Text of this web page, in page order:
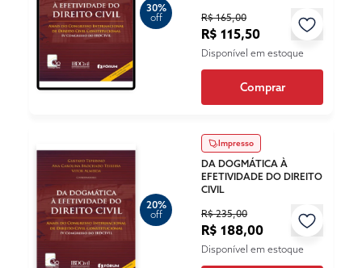
30%
off
R$ 165,00
R$ 115,50
Disponível em estoque
Comprar
20%
off
Impresso
DA DOGMÁTICA À
EFETIVIDADE DO DIREITO
CIVIL
R$ 235,00
R$ 188,00
Disponível em estoque